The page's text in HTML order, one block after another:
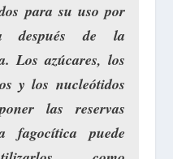
para su uso por
después de la
Los azúcares, los
y los nucleótidos
las reservas
fagocítica puede